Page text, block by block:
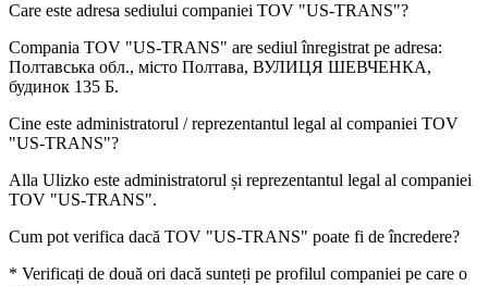
Care este adresa sediului companiei TOV "US-TRANS"?
Compania TOV "US-TRANS" are sediul înregistrat pe adresa:
Полтавська обл., місто Полтава, ВУЛИЦЯ ШЕВЧЕНКА,
будинок 135 Б.
Cine este administratorul / reprezentantul legal al companiei TOV
"US-TRANS"?
Alla Ulizko este administratorul și reprezentantul legal al companiei
TOV "US-TRANS".
Cum pot verifica dacă TOV "US-TRANS" poate fi de încredere?
* Verificați de două ori dacă sunteți pe profilul companiei pe care o